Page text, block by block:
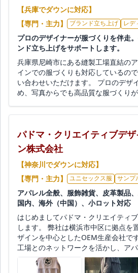
【兵庫でダウンに対応】
【専門・主力】
ブランド立ち上げ レデ
プロのデザイナーが服づくりを伴走
ンド立ち上げをサポートします。
兵庫県尼崎市にある縫製工場直結の
インでの服づくりも対応しているの
い合わせいただけます。 プロのデザ
め、写真からでも高品質な服づくり
パドマ・クリエイティブデザ
ン株式会社
【神奈川でダウンに対応】
【専門・主力】
ユニセックス服 サンプ
アパレル全般、服飾雑貨、皮革製品
国内、海外（中国）、小ロット対応
はじめましてパドマ・クリエイティ
します。 弊社は横浜市中区に拠点を
ザインを中心としたOEM生産会社で
工場とのネットワークを活かし、ア